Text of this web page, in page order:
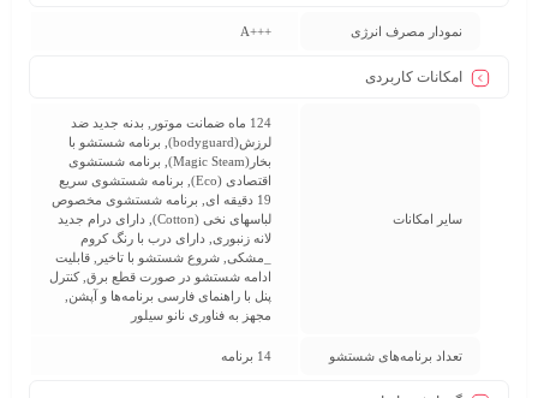
نمودار مصرف انرژی +++A
امکانات کاربردی
سایر امکانات
124 ماه ضمانت موتور, بدنه جدید ضد
لرزش(bodyguard), برنامه شستشو با
بخار(Magic Steam), برنامه شستشوی
اقتصادی (Eco), برنامه شستشوی سریع
19 دقیقه ای, برنامه شستشوی مخصوص
لباسهای نخی (Cotton), دارای درام جدید
لانه زنبوری, دارای درب با رنگ کروم
_مشکی, شروع شستشو با تاخیر, قابلیت
ادامه شستشو در صورت قطع برق, کنترل
پنل با راهنمای فارسی برنامه‌ها و آپشن,
مجهز به فناوری نانو سیلور
تعداد برنامه‌های شستشو 14 برنامه